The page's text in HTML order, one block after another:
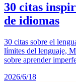
30 citas
de idiomas
30 citas sobre el
límites del lenguaje,
sobre aprender
2026/6/18